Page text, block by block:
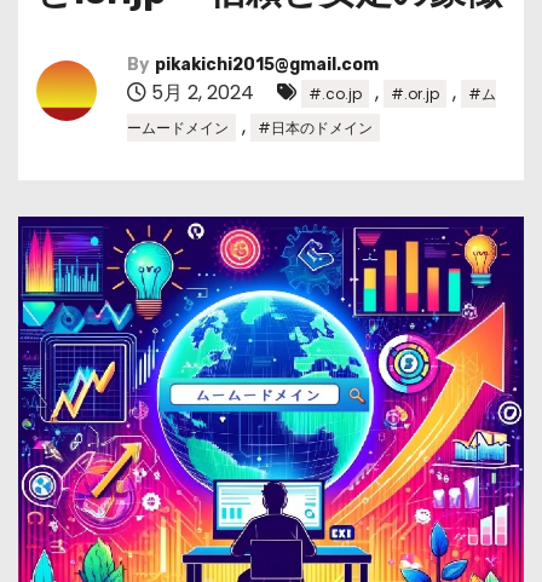
By pikakichi2015@gmail.com
5月 2, 2024 #.co.jp , #.or.jp ,
#ム
ームードメイン
, #日本のドメイン